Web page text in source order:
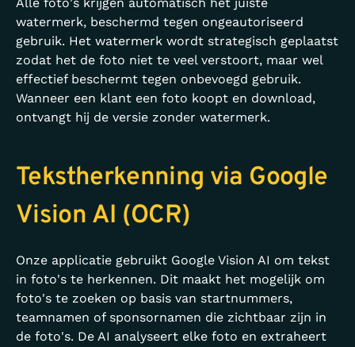
watermerk, beschermd tegen ongeautoriseerd
gebruik. Het watermerk wordt strategisch geplaatst
zodat het de foto niet te veel verstoort, maar wel
effectief beschermt tegen onbevoegd gebruik.
Wanneer een klant een foto koopt en download,
ontvangt hij de versie zonder watermerk.
Tekstherkenning via Google
Vision AI (OCR)
Onze applicatie gebruikt Google Vision AI om tekst
in foto's te herkennen. Dit maakt het mogelijk om
foto's te zoeken op basis van startnummers,
teamnamen of sponsornamen die zichtbaar zijn in
de foto's. De AI analyseert elke foto en extraheert